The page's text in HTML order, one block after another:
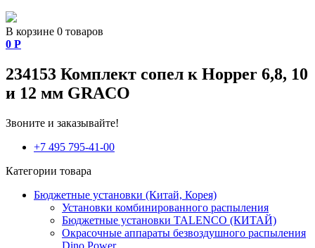
В корзине 0 товаров
0 Р
234153 Комплект сопел к Hopper 6,8, 10
и 12 мм GRACO
Звоните и заказывайте!
+7 495 795-41-00
Категории товара
Бюджетные установки (Китай, Корея)
Установки комбинированного распыления
Бюджетные установки TALENCO (КИТАЙ)
Окрасочные аппараты безвоздушного распыления
Dino Power